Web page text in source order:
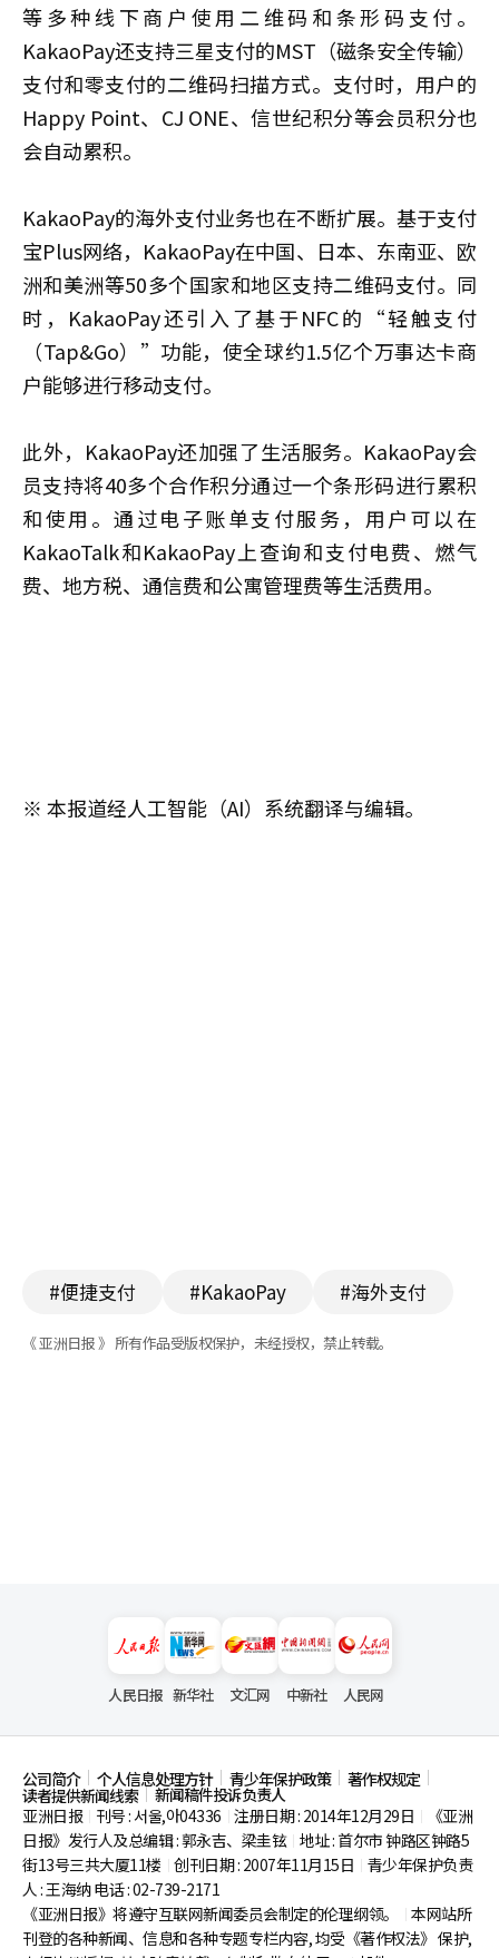
等多种线下商户使用二维码和条形码支付。
KakaoPay还支持三星支付的MST（磁条安全传输）
支付和零支付的二维码扫描方式。支付时，用户的
Happy Point、CJ ONE、信世纪积分等会员积分也
会自动累积。
KakaoPay的海外支付业务也在不断扩展。基于支付
宝Plus网络，KakaoPay在中国、日本、东南亚、欧
洲和美洲等50多个国家和地区支持二维码支付。同
时，KakaoPay还引入了基于NFC的“轻触支付
（Tap&Go）”功能，使全球约1.5亿个万事达卡商
户能够进行移动支付。
此外，KakaoPay还加强了生活服务。KakaoPay会
员支持将40多个合作积分通过一个条形码进行累积
和使用。通过电子账单支付服务，用户可以在
KakaoTalk和KakaoPay上查询和支付电费、燃气
费、地方税、通信费和公寓管理费等生活费用。
※ 本报道经人工智能（AI）系统翻译与编辑。
#便捷支付 #KakaoPay #海外支付
《 亚洲日报 》 所有作品受版权保护，未经授权，禁止转载。
人民日报 新华社 文汇网 中新社 人民网
公司简介 个人信息处理方针 青少年保护政策 著作权规定
读者提供新闻线索
新闻稿件投诉负责人
亚洲日报
刊号 : 서울,아04336 注册日期 : 2014年12月29日
《亚洲
日报》发行人及总编辑 : 郭永吉、梁圭铉 地址 : 首尔市钟路区钟路5
街13号三共大厦11楼 创刊日期 : 2007年11月15日
青少年保护负责
人 : 王海纳 电话 : 02-739-2171
《亚洲日报》将遵守互联网新闻委员会制定的伦理纲领。
本网站所
刊登的各种新闻、信息和各种专题专栏内容, 均受《著作权法》 保护,